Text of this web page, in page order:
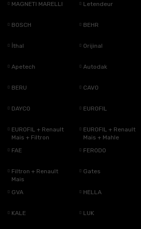
MAGNETI MARELLI Letendeur
BOSCH BEHR
İthal Orijinal
Apetech Autodak
BERU CAVO
DAYCO EUROFIL
EUROFIL + Renault
Mais + Filtron
EUROFIL + Renault
Mais + Mahle
FAE FERODO
Filtron + Renault
Mais
Gates
GVA HELLA
KALE LUK